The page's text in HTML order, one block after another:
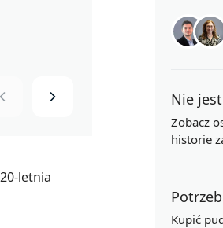
Nie
Zobacz
historie
Kupić